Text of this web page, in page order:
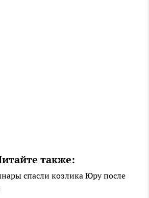
также:
спасли козлика Юру после